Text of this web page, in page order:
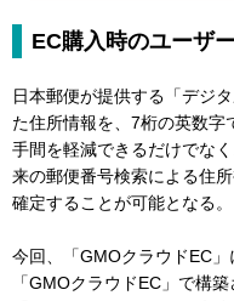
EC購入時のユーザ
日本郵便が提供する「デジ
た住所情報を、7桁の英数
手間を軽減できるだけでな
来の郵便番号検索による住
確定することが可能となる。
今回、「GMOクラウドEC」
「GMOクラウドEC」で構